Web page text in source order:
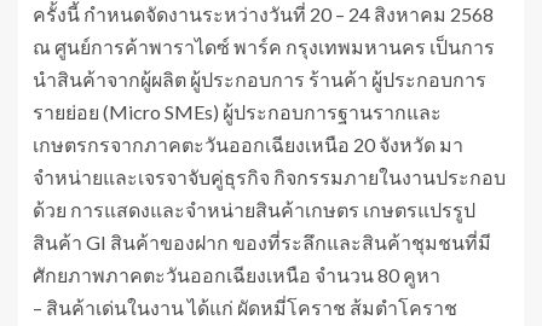
ครั้งนี้ กำหนดจัดงานระหว่างวันที่ 20 – 24 สิงหาคม 2568
ณ ศูนย์การค้าพาราไดซ์ พาร์ค กรุงเทพมหานคร เป็นการ
นำสินค้าจากผู้ผลิต ผู้ประกอบการ ร้านค้า ผู้ประกอบการ
รายย่อย (Micro SMEs) ผู้ประกอบการฐานรากและ
เกษตรกรจากภาคตะวันออกเฉียงเหนือ 20 จังหวัด มา
จำหน่ายและเจรจาจับคู่ธุรกิจ กิจกรรมภายในงานประกอบ
ด้วย การแสดงและจำหน่ายสินค้าเกษตร เกษตรแปรรูป
สินค้า GI สินค้าของฝาก ของที่ระลึกและสินค้าชุมชนที่มี
ศักยภาพภาคตะวันออกเฉียงเหนือ จำนวน 80 คูหา
– สินค้าเด่นในงาน ได้แก่ ผัดหมี่โคราช ส้มตำโคราช